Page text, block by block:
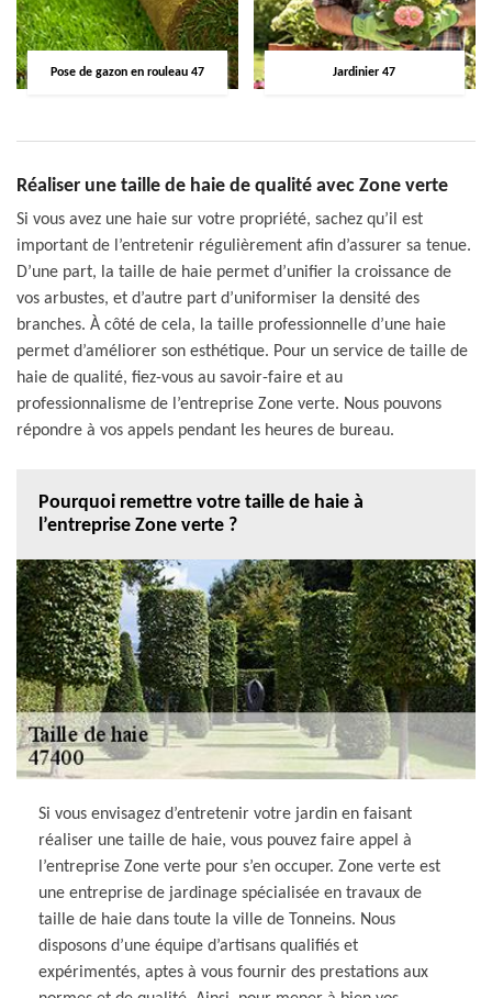
Pose de gazon en rouleau 47 Jardinier 47
Réaliser une taille de haie de qualité avec Zone verte
Si vous avez une haie sur votre propriété, sachez qu’il est
important de l’entretenir régulièrement afin d’assurer sa tenue.
D’une part, la taille de haie permet d’unifier la croissance de
vos arbustes, et d’autre part d’uniformiser la densité des
branches. À côté de cela, la taille professionnelle d’une haie
permet d’améliorer son esthétique. Pour un service de taille de
haie de qualité, fiez-vous au savoir-faire et au
professionnalisme de l’entreprise Zone verte. Nous pouvons
répondre à vos appels pendant les heures de bureau.
Pourquoi remettre votre taille de haie à
l’entreprise Zone verte ?
Si vous envisagez d’entretenir votre jardin en faisant
réaliser une taille de haie, vous pouvez faire appel à
l’entreprise Zone verte pour s’en occuper. Zone verte est
une entreprise de jardinage spécialisée en travaux de
taille de haie dans toute la ville de Tonneins. Nous
disposons d’une équipe d’artisans qualifiés et
expérimentés, aptes à vous fournir des prestations aux